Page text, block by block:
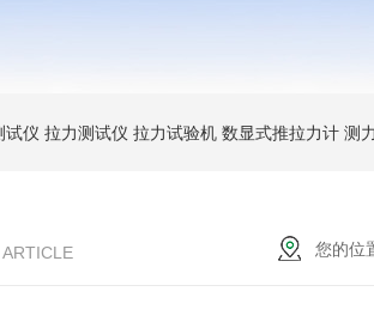
试仪 拉力测试仪 拉力试验机 数显式推拉力计 测
ARTICLE 您的位